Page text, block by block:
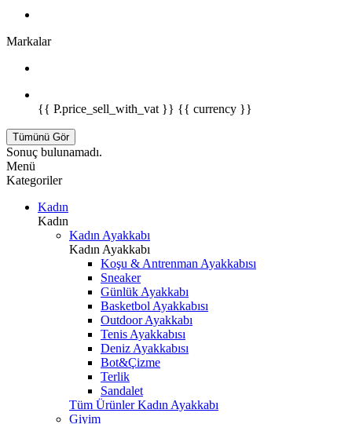
Markalar
{{ P.price_sell_with_vat }} {{ currency }}
Tümünü Gör
Sonuç bulunamadı.
Menü
Kategoriler
Kadın
Kadın
Kadın Ayakkabı
Kadın Ayakkabı
Koşu & Antrenman Ayakkabısı
Sneaker
Günlük Ayakkabı
Basketbol Ayakkabısı
Outdoor Ayakkabı
Tenis Ayakkabısı
Deniz Ayakkabısı
Bot&Çizme
Terlik
Sandalet
Tüm Ürünler Kadın Ayakkabı
Giyim